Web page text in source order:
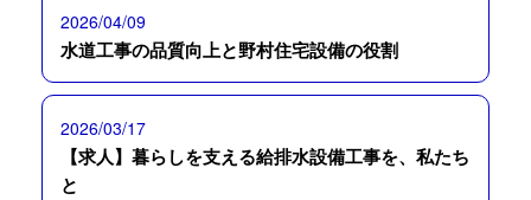
2026/04/09
水道工事の品質向上と野村住宅設備の役割
2026/03/17
【求人】暮らしを支える給排水設備工事を、私たち
と